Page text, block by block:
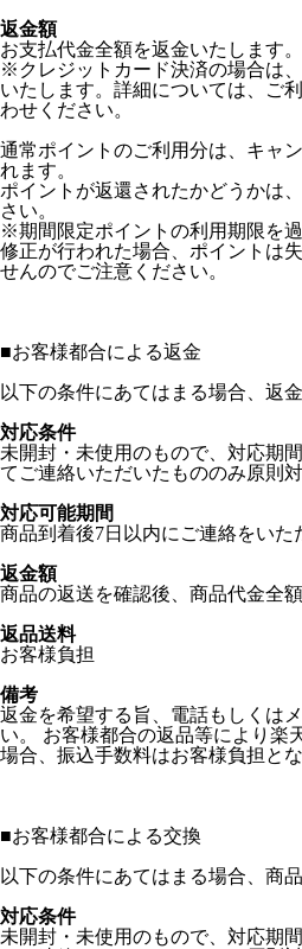
返金額
お支払代金全額を返金いたします。
※クレジットカード決済の場合は
いたします。詳細については、ご
わせください。
通常ポイントのご利用分は、キャ
れます。
ポイントが返還されたかどうかは、
さい。
※期間限定ポイントの利用期限を
修正が行われた場合、ポイントは
せんのでご注意ください。
■お客様都合による返金
以下の条件にあてはまる場合、返
対応条件
未開封・未使用のもので、対応期
てご連絡いただいたもののみ原則
対応可能期間
商品到着後7日以内にご連絡をいた
返金額
商品の返送を確認後、商品代金全
返品送料
お客様負担
備考
返金を希望する旨、電話もしくは
い。 お客様都合の返品等により楽
場合、振込手数料はお客様負担とな
■お客様都合による交換
以下の条件にあてはまる場合、商
対応条件
未開封・未使用のもので、対応期